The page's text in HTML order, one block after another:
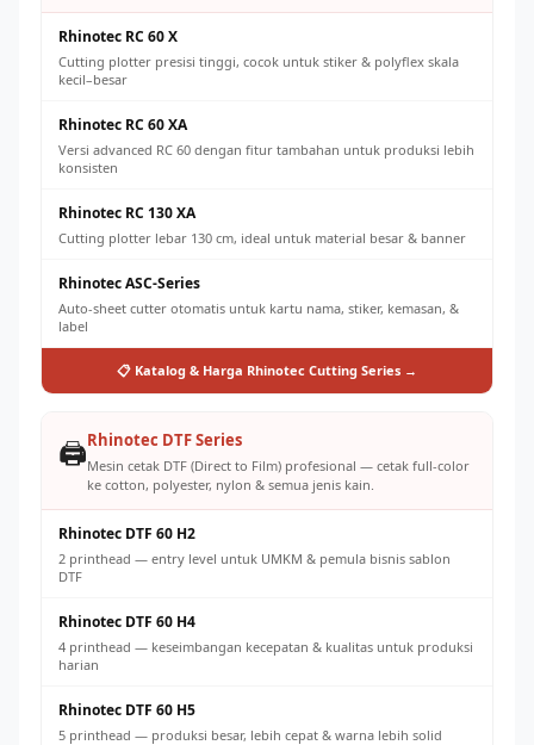
Rhinotec RC 60 X
Cutting plotter presisi tinggi, cocok untuk stiker & polyflex skala
kecil–besar
Rhinotec RC 60 XA
Versi advanced RC 60 dengan fitur tambahan untuk produksi lebih
konsisten
Rhinotec RC 130 XA
Cutting plotter lebar 130 cm, ideal untuk material besar & banner
Rhinotec ASC-Series
Auto-sheet cutter otomatis untuk kartu nama, stiker, kemasan, &
label
📋 Katalog & Harga Rhinotec Cutting Series →
🖨️Rhinotec DTF Series
Mesin cetak DTF (Direct to Film) profesional — cetak full-color
ke cotton, polyester, nylon & semua jenis kain.
Rhinotec DTF 60 H2
2 printhead — entry level untuk UMKM & pemula bisnis sablon
DTF
Rhinotec DTF 60 H4
4 printhead — keseimbangan kecepatan & kualitas untuk produksi
harian
Rhinotec DTF 60 H5
5 printhead — produksi besar, lebih cepat & warna lebih solid